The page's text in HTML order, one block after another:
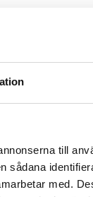
till
med.
Cederroth